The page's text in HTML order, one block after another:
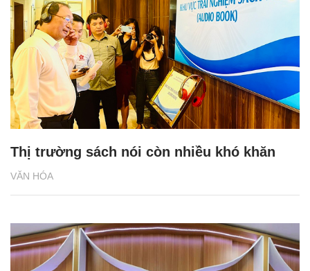
VĂN HÓA
Thị trường sách nói còn nhiều khó khăn